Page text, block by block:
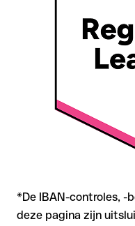
: Controleer
met onze gratis IBAN
bevestig de IBAN bij
grotere bedragen of
*De IBAN-controles, -
deze pagina zijn